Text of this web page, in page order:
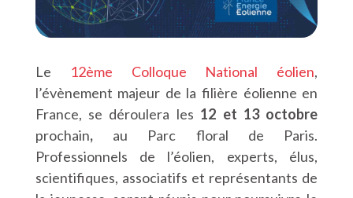
Le 12ème Colloque National éolien,
l’évènement majeur de la filière éolienne en
France, se déroulera les 12 et 13 octobre
prochain,au Parc floral de Paris.
Professionnels de l’éolien, experts, élus,
scientifiques, associatifs et représentants de